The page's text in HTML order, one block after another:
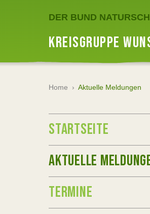
DER BUND
KREISGRUPPE
Home › Aktuelle Meldungen
STARTSEITE
AKTUELLE
TERMINE